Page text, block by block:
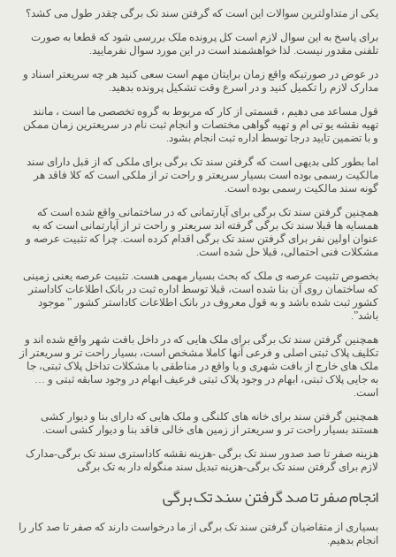
یکی از متداولترین سوالات این است که گرفتن سند تک برگی چقدر طول می کشد؟
برای پاسخ به این سوال لازم است کل پرونده ملک بررسی شود که قطعا به صورت
تلفنی مقدور نیست. لذا خواهشمند است در این مورد سوال نفرمایید.
در عوض در صورتیکه واقع زمان برایتان مهم است سعی کنید هر چه سریعتر اسناد و
مدارک لازم را تکمیل کنید و در اسرع وقت تشکیل پرونده بدهید.
قول مساعد می دهیم ، قسمتی از کار که مربوط به گروه تخصصی ما است ، مانند
تهیه نقشه یو تی ام و تهیه گواهی مختصات و انجام ثبت نام در سریعترین زمان ممکن
و با تضمین تایید درجا توسط اداره ثبت انجام بشود.
اما بطور کلی بدیهی است که گرفتن سند تک برگی برای ملکی که از قبل دارای سند
مالکیت رسمی بوده است بسیار سریعتر و راحت تر از ملکی است که کلا فاقد هر
گونه سند مالکیت رسمی بوده است.
همچنین گرفتن سند تک برگی برای آپارتمانی که در ساختمانی واقع شده است که
همسایه ها قبلا سند تک برگی گرفته اند سریعتر و راحت تر از آپارتمانی است که به
عنوان اولین نفر برای گرفتن سند تک برگی اقدام کرده است. چرا که تثبیت عرصه و
مشکلات فنی احتمالی، قبلا حل شده است.
بخصوص تثبیت عرصه ی ملک که بحث بسیار مهمی هست. تثبیت عرصه یعنی زمینی
که ساختمان روی آن بنا شده است، قبلا توسط اداره ثبت در بانک اطلاعات کاداستر
کشور ثبت شده باشد و به قول معروف در بانک اطلاعات کاداستر کشور ” موجود
باشد”.
همچنین گرفتن سند تک برگی برای ملک هایی که در داخل بافت شهر واقع شده اند و
تکلیف پلاک ثبتی اصلی و فرعی آنها کاملا مشخص است، بسیار راحت تر و سریعتر از
ملک های خارج از بافت شهری و یا واقع در مناطقی با مشکلات تداخل پلاک ثبتی، جا
به جایی پلاک ثبتی، ابهام در وجود پلاک ثبتی فرعیف ابهام در وجود سابقه ثبتی و …
است.
همچنین گرفتن سند برای خانه های کلنگی و ملک هایی که دارای بنا و دیوار کشی
هستند بسیار راحت تر و سریعتر از زمین های خالی فاقد بنا و دیوار کشی است.
هزینه صفر تا صد صدور سند تک برگی -هزینه نقشه کاداستری سند تک برگی-مدارک
لازم برای گرفتن سند تک برگی-هزینه تبدیل سند منگوله دار به تک برگی
انجام صفر تا صد گرفتن سند تک برگی
بسیاری از متقاضیان گرفتن سند تک برگی از ما درخواست دارند که صفر تا صد کار را
انجام بدهیم.